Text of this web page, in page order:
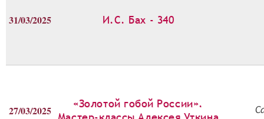
31/03/2025 И.С. Бах - 340
27/03/2025
«Золотой гобой России».